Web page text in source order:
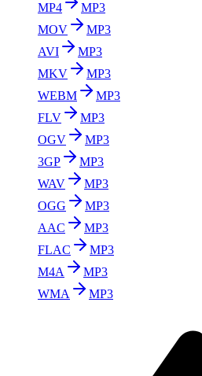
MP4
MP3
MOV
MP3
AVI
MP3
MKV
MP3
WEBM
MP3
FLV
MP3
OGV
MP3
3GP
MP3
WAV
MP3
OGG
MP3
AAC
MP3
FLAC
MP3
M4A
MP3
WMA
MP3